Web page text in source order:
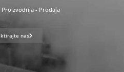
- Prodaja
nas